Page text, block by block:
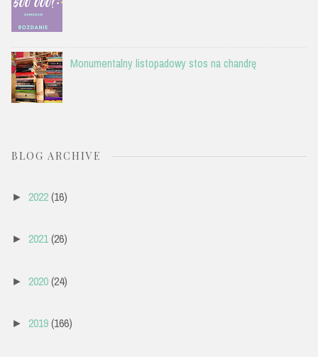
Monumentalny listopadowy stos na chandrę
BLOG ARCHIVE
► 2022(16)
► 2021(26)
► 2020(24)
► 2019(166)